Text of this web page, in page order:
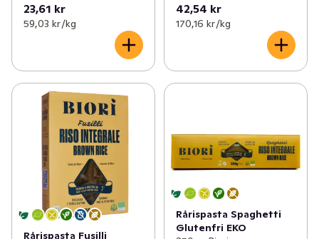
23,61 kr
59,03 kr /kg
42,54 kr
170,16 kr /kg
Rårispasta Fusilli
Rårispasta Spaghetti
Glutenfri EKO